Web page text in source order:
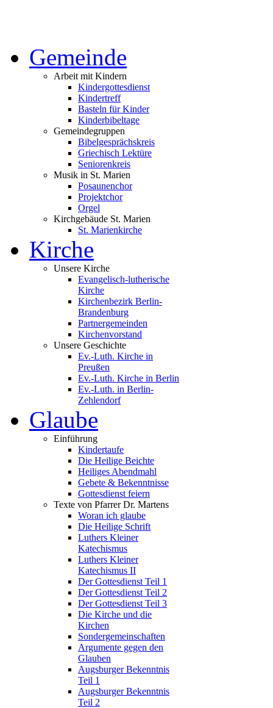
Gemeinde
Arbeit mit Kindern
Kindergottesdienst
Kindertreff
Basteln für Kinder
Kinderbibeltage
Gemeindegruppen
Bibelgesprächskreis
Griechisch Lektüre
Seniorenkreis
Musik in St. Marien
Posaunenchor
Projektchor
Orgel
Kirchgebäude St. Marien
St. Marienkirche
Kirche
Unsere Kirche
Evangelisch-lutherische
Kirche
Kirchenbezirk Berlin-
Brandenburg
Partnergemeinden
Kirchenvorstand
Unsere Geschichte
Ev.-Luth. Kirche in
Preußen
Ev.-Luth. Kirche in Berlin
Ev.-Luth. in Berlin-
Zehlendorf
Glaube
Einführung
Kindertaufe
Die Heilige Beichte
Heiliges Abendmahl
Gebete & Bekenntnisse
Gottesdienst feiern
Texte von Pfarrer Dr. Martens
Woran ich glaube
Die Heilige Schrift
Luthers Kleiner
Katechismus
Luthers Kleiner
Katechismus II
Der Gottesdienst Teil 1
Der Gottesdienst Teil 2
Der Gottesdienst Teil 3
Die Kirche und die
Kirchen
Sondergemeinschaften
Argumente gegen den
Glauben
Augsburger Bekenntnis
Teil 1
Augsburger Bekenntnis
Teil 2